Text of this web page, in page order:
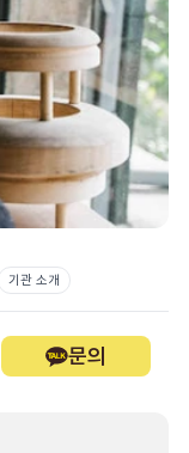
기관 소개
문의